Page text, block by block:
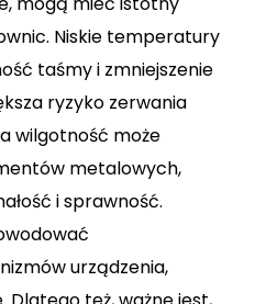
Niskie temperatury
taśmy i zmniejszenie
ryzyko zerwania
wilgotność może
metalowych,
i sprawność.
urządzenia,